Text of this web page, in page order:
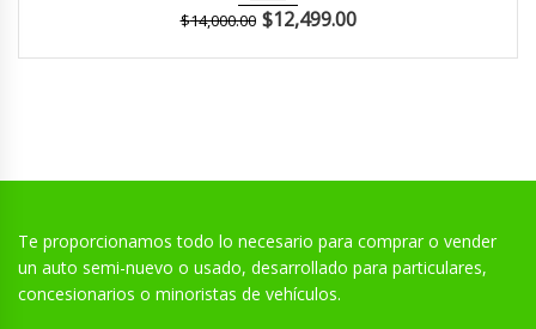
$14,000.00 $12,499.00
Te proporcionamos todo lo necesario para comprar o vender
un auto semi-nuevo o usado, desarrollado para particulares,
concesionarios o minoristas de vehículos.